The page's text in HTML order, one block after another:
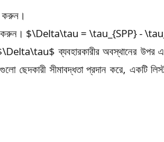
করুন।
করুন। $\Delta\tau = \tau_{SPP} -
ব্যবহারকারীর অবস্থানের উপর
ছেদকারী সীমাবদ্ধতা প্রদান করে, একটি